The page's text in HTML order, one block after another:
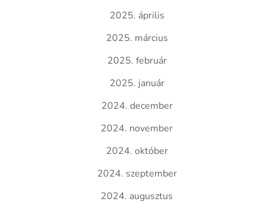
2025. április
2025. március
2025. február
2025. január
2024. december
2024. november
2024. október
2024. szeptember
2024. augusztus